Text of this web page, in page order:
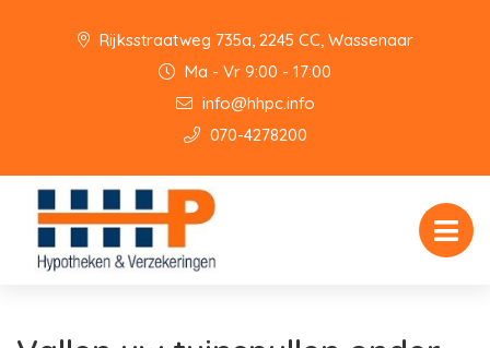
Rijksstraatweg 735a, 2245 CC, Wassenaar
Ma - Vr 9:00 - 17:00
info@hhpc.info
070-4278200